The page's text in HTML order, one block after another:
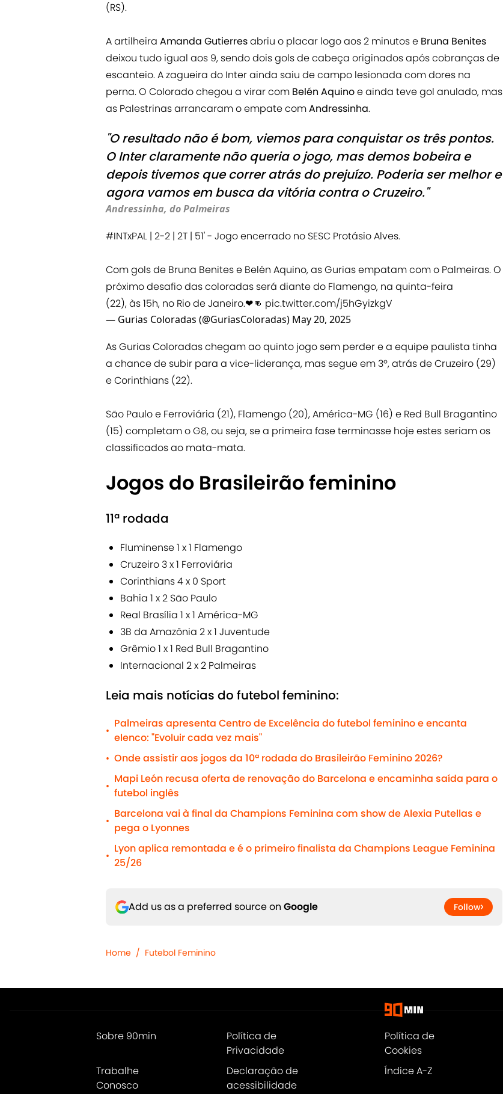
(RS).
A artilheira Amanda Gutierresabriu o placar logo aos 2 minutos e Bruna Benites
deixou tudo igual aos 9, sendo dois gols de cabeça originados após cobranças de
escanteio. A zagueira do Inter ainda saiu de campo lesionada com dores na
perna. O Colorado chegou a virar com Belén Aquinoe ainda teve gol anulado, mas
as Palestrinas arrancaram o empate comAndressinha.
"O resultado não é bom, viemos para conquistar os três pontos.
O Inter claramente não queria o jogo, mas demos bobeira e
depois tivemos que correr atrás do prejuízo. Poderia ser melhor e
agora vamos em busca da vitória contra o Cruzeiro."
Andressinha, do Palmeiras
#INTxPAL | 2-2 | 2T | 51' - Jogo encerrado no SESC Protásio Alves.
Com gols de Bruna Benites e Belén Aquino, as Gurias empatam com o Palmeiras. O
próximo desafio das coloradas será diante do Flamengo, na quinta-feira
(22), às 15h, no Rio de Janeiro.❤👊 pic.twitter.com/j5hGyizkgV
— Gurias Coloradas (@GuriasColoradas) May 20, 2025
As Gurias Coloradas chegam ao quinto jogo sem perder e a equipe paulista tinha
a chance de subir para a vice-liderança, mas segue em 3º, atrás de Cruzeiro (29)
e Corinthians (22).
São Paulo e Ferroviária (21), Flamengo (20), América-MG (16) e Red Bull Bragantino
(15) completam o G8, ou seja, se a primeira fase terminasse hoje estes seriam os
classificados ao mata-mata.
Jogos do Brasileirão feminino
11ª rodada
Fluminense 1 x 1 Flamengo
Cruzeiro 3 x 1 Ferroviária
Corinthians 4 x 0 Sport
Bahia 1 x 2 São Paulo
Real Brasília 1 x 1 América-MG
3B da Amazônia 2 x 1 Juventude
Grêmio 1 x 1 Red Bull Bragantino
Internacional 2 x 2 Palmeiras
Leia mais notícias do futebol feminino:
•
Palmeiras apresenta Centro de Excelência do futebol feminino e encanta
elenco: "Evoluir cada vez mais"
• Onde assistir aos jogos da 10ª rodada do Brasileirão Feminino 2026?
•
Mapi León recusa oferta de renovação do Barcelona e encaminha saída para o
futebol inglês
•
Barcelona vai à final da Champions Feminina com show de Alexia Putellas e
pega o Lyonnes
•
Lyon aplica remontada e é o primeiro finalista da Champions League Feminina
25/26
Add us as a preferred source on Google Follow
Home / Futebol Feminino
Sobre 90min
Política de
Privacidade
Política de
Cookies
Trabalhe
Conosco
Declaração de
acessibilidade
Índice A-Z